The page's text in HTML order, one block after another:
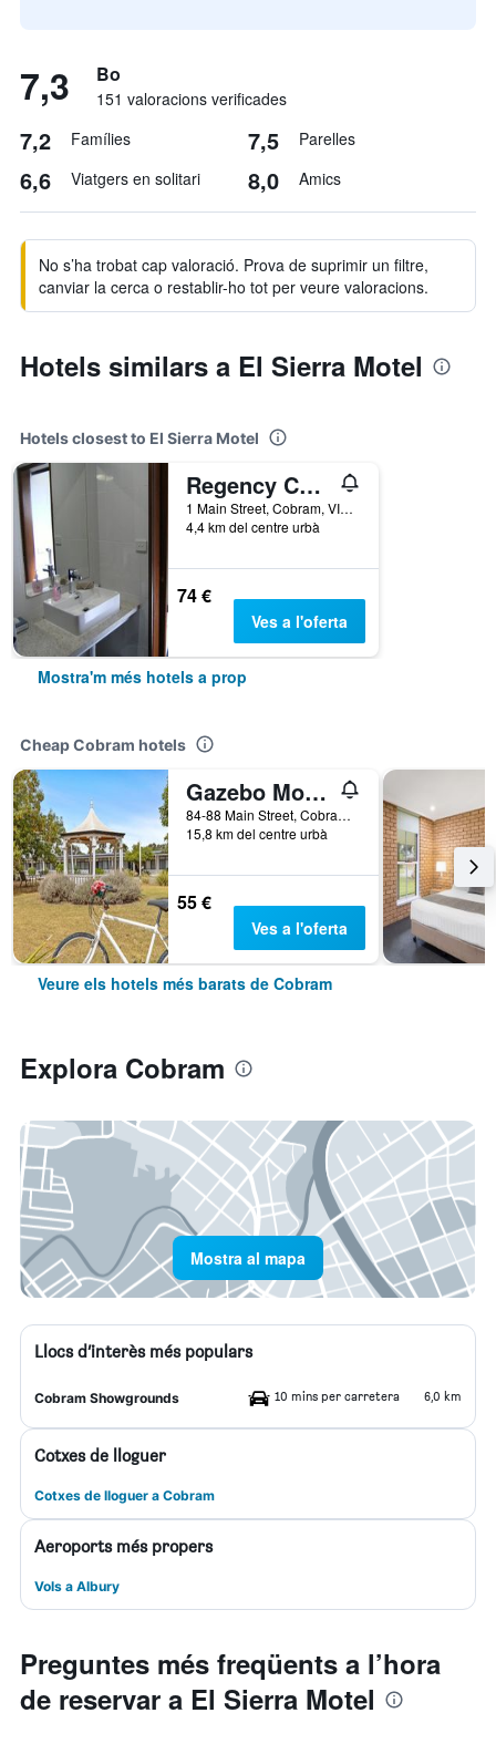
7,3 Bo
151 valoracions verificades
7,2 Famílies 7,5 Parelles
6,6 Viatgers en solitari 8,0 Amics
No s’ha trobat cap valoració. Prova de suprimir un filtre,
canviar la cerca o restablir-ho tot per veure valoracions.
Hotels similars a El Sierra Motel
Hotels closest to El Sierra Motel
Regency Court Motel
1 Main Street, Cobram, VIC, Austràlia
4,4 km del centre urbà
74 €
Ves a l'oferta
Mostra'm més hotels a prop
Cheap Cobram hotels
Gazebo Motor Inn
84-88 Main Street, Cobram, VIC, Austràlia
15,8 km del centre urbà
55 €
Ves a l'oferta
Veure els hotels més barats de Cobram
Explora Cobram
Mostra al mapa
Llocs d’interès més populars
Cobram Showgrounds 10 mins per carretera 6,0 km
Cotxes de lloguer
Cotxes de lloguer a Cobram
Aeroports més propers
Vols a Albury
Preguntes més freqüents a l’hora
de reservar a El Sierra Motel